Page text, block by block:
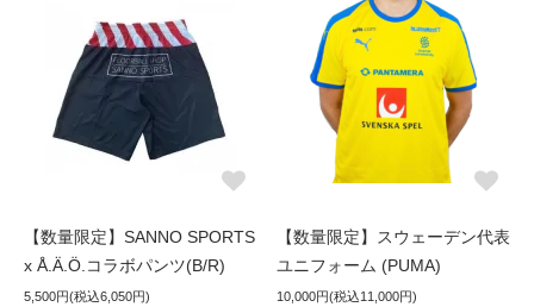
【数量限定】SANNO SPORTS
x Å.Ä.Ö.コラボパンツ(B/R)
5,500円(税込6,050円)
【数量限定】スウェーデン代表
ユニフォーム (PUMA)
10,000円(税込11,000円)